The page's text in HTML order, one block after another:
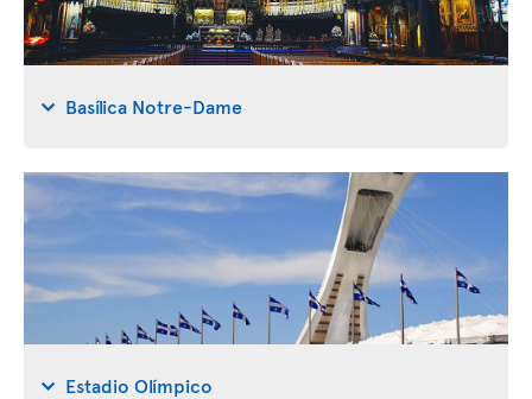
Basílica Notre-Dame
Estadio Olímpico